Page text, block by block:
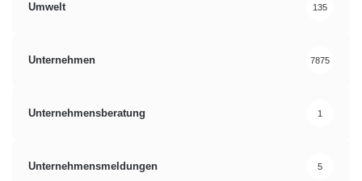
Umwelt 135
Unternehmen 7875
Unternehmensberatung 1
Unternehmensmeldungen 5